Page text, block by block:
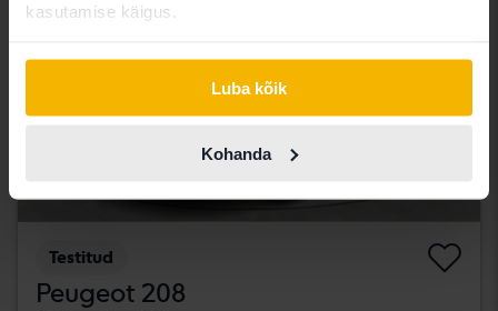
kasutamise käigus.
Luba kõik
Kohanda
Testitud
Peugeot 208